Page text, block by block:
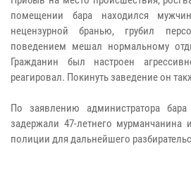
помещении бара находился
нецензурной бранью, грубил
поведением мешал нормальному
Гражданин был настроен
реагировал. Покинуть заведение он
По заявлению администратора бара
задержали 47-летнего мурманчанина
полиции для дальнейшего